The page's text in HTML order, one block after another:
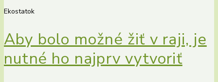
Ekostatok
Aby bolo možné žiť v raji, je
nutné ho najprv vytvoriť